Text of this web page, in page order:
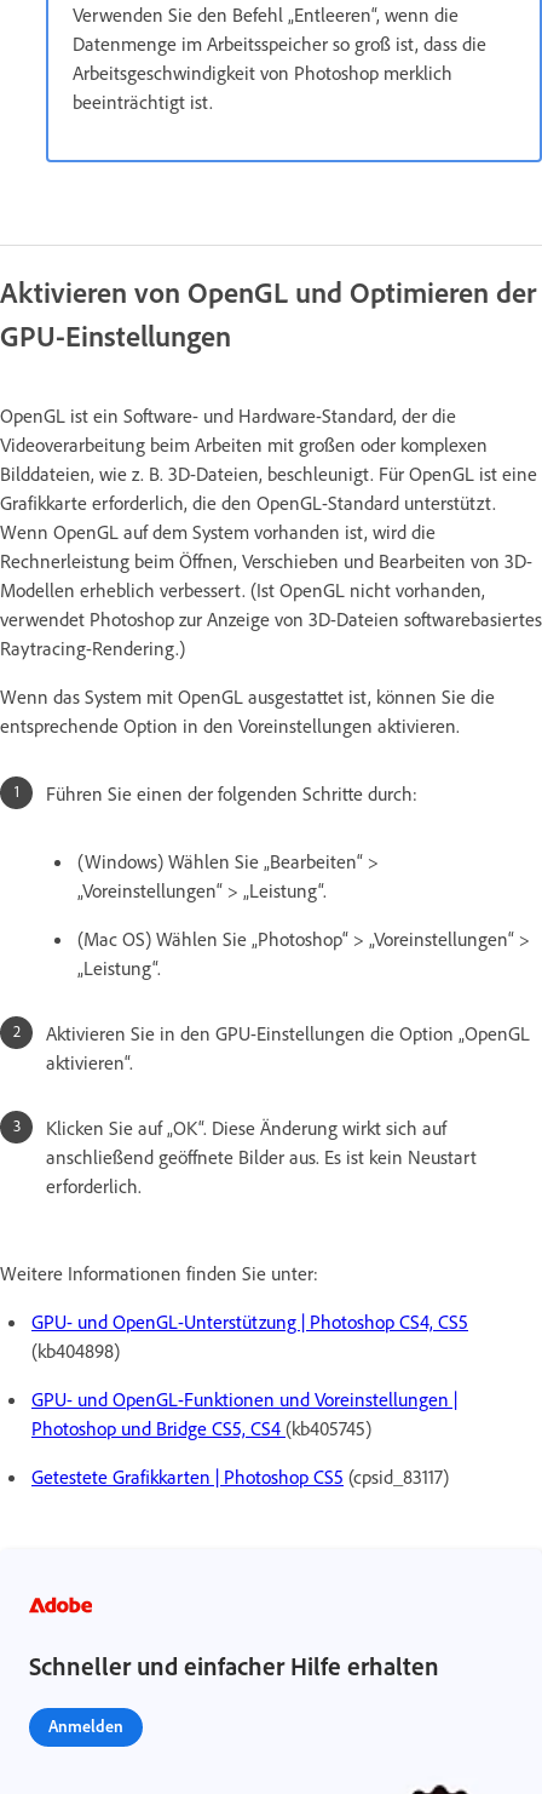
Verwenden Sie den Befehl „Entleeren“, wenn die
Datenmenge im Arbeitsspeicher so groß ist, dass die
Arbeitsgeschwindigkeit von Photoshop merklich
beeinträchtigt ist.
Aktivieren von OpenGL und Optimieren der
GPU-Einstellungen
OpenGL ist ein Software- und Hardware-Standard, der die
Videoverarbeitung beim Arbeiten mit großen oder komplexen
Bilddateien, wie z. B. 3D-Dateien, beschleunigt. Für OpenGL ist eine
Grafikkarte erforderlich, die den OpenGL-Standard unterstützt.
Wenn OpenGL auf dem System vorhanden ist, wird die
Rechnerleistung beim Öffnen, Verschieben und Bearbeiten von 3D-
Modellen erheblich verbessert. (Ist OpenGL nicht vorhanden,
verwendet Photoshop zur Anzeige von 3D-Dateien softwarebasiertes
Raytracing-Rendering.)
Wenn das System mit OpenGL ausgestattet ist, können Sie die
entsprechende Option in den Voreinstellungen aktivieren.
Führen Sie einen der folgenden Schritte durch:
(Windows) Wählen Sie „Bearbeiten“ >
„Voreinstellungen“ > „Leistung“.
(Mac OS) Wählen Sie „Photoshop“ > „Voreinstellungen“ >
„Leistung“.
Aktivieren Sie in den GPU-Einstellungen die Option „OpenGL
aktivieren“.
Klicken Sie auf „OK“. Diese Änderung wirkt sich auf
anschließend geöffnete Bilder aus. Es ist kein Neustart
erforderlich.
Weitere Informationen finden Sie unter:
GPU- und OpenGL-Unterstützung | Photoshop CS4, CS5
(kb404898)
GPU- und OpenGL-Funktionen und Voreinstellungen |
Photoshop und Bridge CS5, CS4 (kb405745)
Getestete Grafikkarten | Photoshop CS5 (cpsid_83117)
Schneller und einfacher Hilfe erhalten
Anmelden